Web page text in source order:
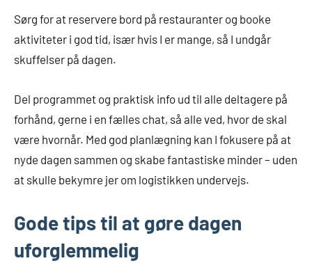
Sørg for at reservere bord på restauranter og booke
aktiviteter i god tid, især hvis I er mange, så I undgår
skuffelser på dagen.
Del programmet og praktisk info ud til alle deltagere på
forhånd, gerne i en fælles chat, så alle ved, hvor de skal
være hvornår. Med god planlægning kan I fokusere på at
nyde dagen sammen og skabe fantastiske minder – uden
at skulle bekymre jer om logistikken undervejs.
Gode tips til at gøre dagen
uforglemmelig